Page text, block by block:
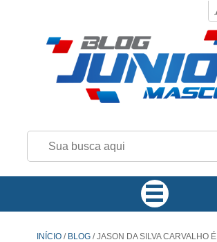
INÍCIO / BLOG /JASON DA SILVA CARVALHO É